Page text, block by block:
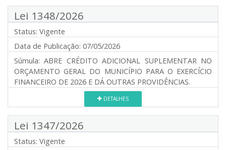
Lei 1348/2026
Status: Vigente
Data de Publicação: 07/05/2026
Súmula: ABRE CRÉDITO ADICIONAL SUPLEMENTAR NO
ORÇAMENTO GERAL DO MUNICÍPIO PARA O EXERCÍCIO
FINANCEIRO DE 2026 E DÁ OUTRAS PROVIDÊNCIAS.
DETALHES
Lei 1347/2026
Status: Vigente